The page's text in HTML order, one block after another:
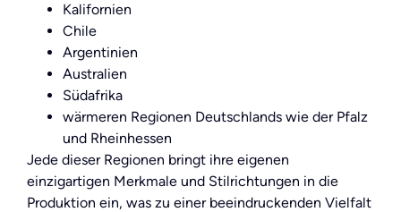
Kalifornien
Chile
Argentinien
Australien
Südafrika
wärmeren Regionen Deutschlands wie der Pfalz
und Rheinhessen
Jede dieser Regionen bringt ihre eigenen
einzigartigen Merkmale und Stilrichtungen in die
Produktion ein, was zu einer beeindruckenden Vielfalt